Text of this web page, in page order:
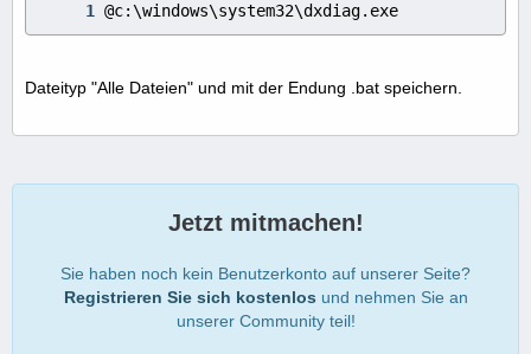
@c:\windows\system32\dxdiag.exe
Dateityp "Alle Dateien" und mit der Endung .bat speichern.
Jetzt mitmachen!
Sie haben noch kein Benutzerkonto auf unserer Seite?
Registrieren Sie sich kostenlos und nehmen Sie an
unserer Community teil!